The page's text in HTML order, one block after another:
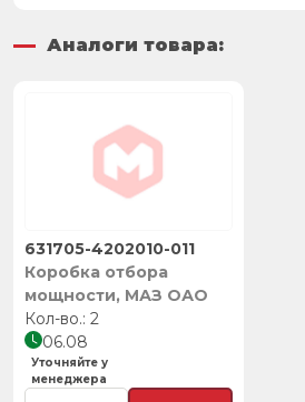
Аналоги товара:
Коробка отбора
мощности, МАЗ ОАО
631705-4202010-011
2
06.08
Уточняйте у
менеджера